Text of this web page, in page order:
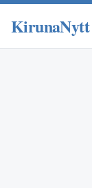
KirunaNytt